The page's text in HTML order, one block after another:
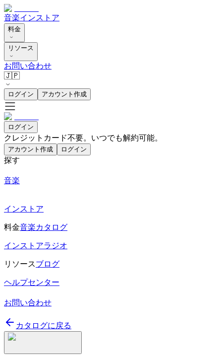
音楽インストア
料金
リソース
お問い合わせ
🇯🇵
ログイン アカウント作成
ログイン
クレジットカード不要。いつでも解約可能。
アカウント作成 ログイン
探す
音楽
インストア
料金音楽カタログ
インストアラジオ
リソースブログ
ヘルプセンター
お問い合わせ
カタログに戻る